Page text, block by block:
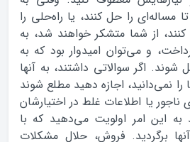
را حل کنند، یا راه‌حلی را
از شما متشکر خواهند شد، به
و می‌توان امیدوار بود که به
شوند. اگر سوالاتی داشتند، به آنها
نمی‌دانید، اجازه دهید مطلع شوند
یا اطلاعات غلط در اختیارشان
به این امر اولویت می‌دهید که با
برگردید. فروش، حلال مشکلات